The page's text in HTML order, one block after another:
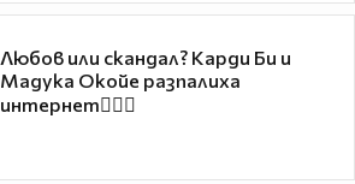
Любов или скандал? Карди Би и
Мадука Окойе разпалиха
интернет❤️‍🔥🔥